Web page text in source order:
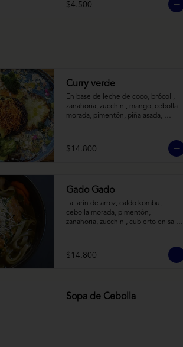
$4.500
Curry verde
En base de leche de coco, brócoli,
zanahoria, zucchini, mango, cebolla
morada, pimentón, piña asada,
$14.800
Gado Gado
Tallarín de arroz, caldo kombu,
cebolla morada, pimentón,
zanahoria, zucchini, cubierto en salsa
$14.800
Sopa de Cebolla